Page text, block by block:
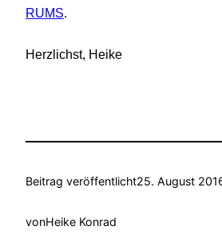
RUMS.
Herzlichst, Heike
Beitrag veröffentlicht25. August
vonHeike Konrad